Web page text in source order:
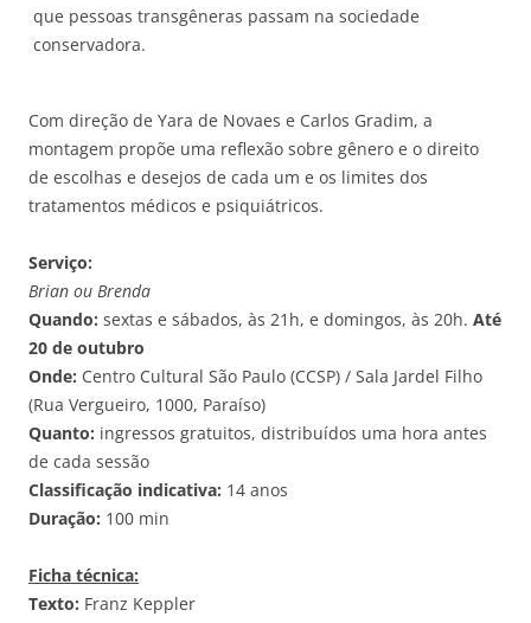
que pessoas transgêneras passam na sociedade
conservadora.
Com direção de Yara de Novaes e Carlos Gradim, a
montagem propõe uma reflexão sobre gênero e o direito
de escolhas e desejos de cada um e os limites dos
tratamentos médicos e psiquiátricos.
Serviço:
Brian ou Brenda
Quando: sextas e sábados, às 21h, e domingos, às 20h. Até
20 de outubro
Onde: Centro Cultural São Paulo (CCSP) / Sala Jardel Filho
(Rua Vergueiro, 1000, Paraíso)
Quanto: ingressos gratuitos, distribuídos uma hora antes
de cada sessão
Classificação indicativa: 14 anos
Duração: 100 min
Ficha técnica:
Texto: Franz Keppler